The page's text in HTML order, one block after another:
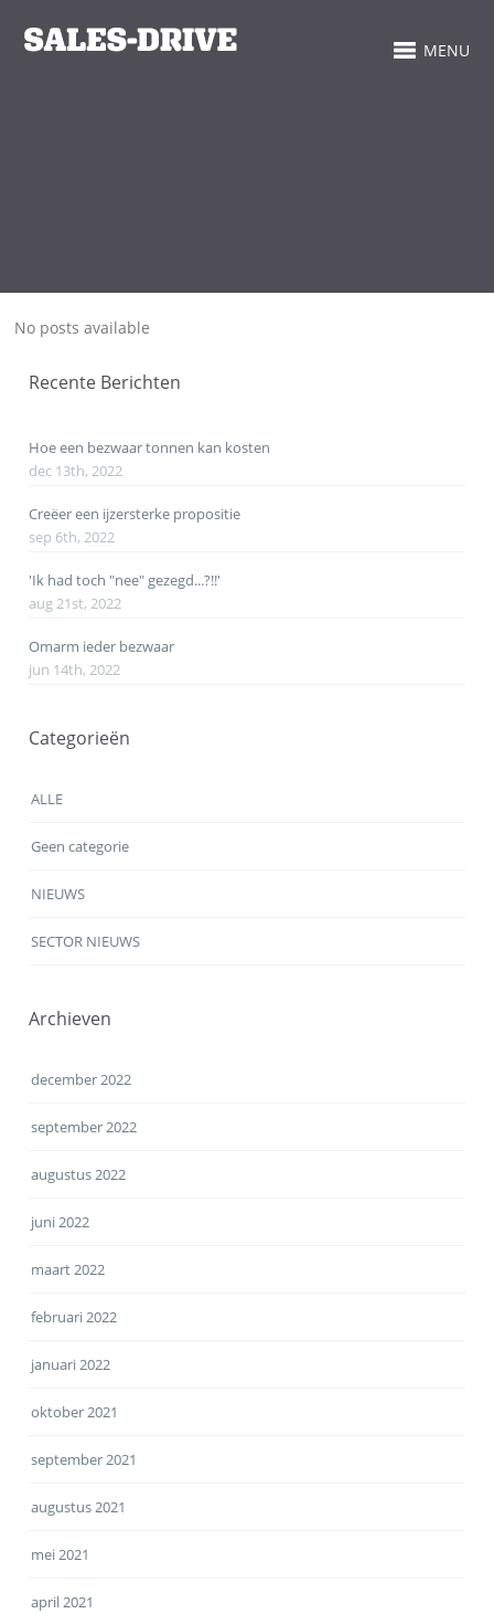
MENU
No posts available
Recente Berichten
Hoe een bezwaar tonnen kan kosten
dec 13th, 2022
Creëer een ijzersterke propositie
sep 6th, 2022
'Ik had toch "nee" gezegd...?!!'
aug 21st, 2022
Omarm ieder bezwaar
jun 14th, 2022
Categorieën
ALLE
Geen categorie
NIEUWS
SECTOR NIEUWS
Archieven
december 2022
september 2022
augustus 2022
juni 2022
maart 2022
februari 2022
januari 2022
oktober 2021
september 2021
augustus 2021
mei 2021
april 2021